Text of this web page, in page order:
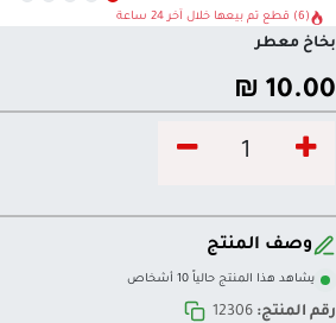
(6) قطع تم بيعها خلال آخر 24 ساعة
بخاخ معطر
10.00
₪
وصف المنتج
يشاهد هذا المنتج حالياً 10 أشخاص
رقم المنتج: 12306